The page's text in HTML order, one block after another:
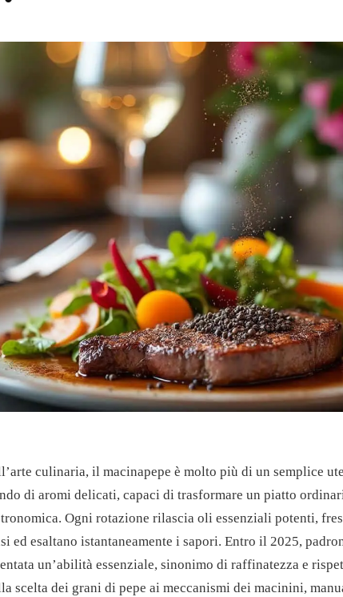
culinaria, il macinapepe è molto più di un semplice
di aromi delicati, capaci di trasformare un piatto
Ogni rotazione rilascia oli essenziali potenti,
ed esaltano istantaneamente i sapori. Entro il 2025,
un’abilità essenziale, sinonimo di raffinatezza e
scelta dei grani di pepe ai meccanismi dei macinini,